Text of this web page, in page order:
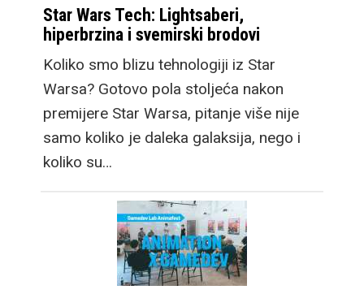
Star Wars Tech: Lightsaberi,
hiperbrzina i svemirski brodovi
Koliko smo blizu tehnologiji iz Star
Warsa? Gotovo pola stoljeća nakon
premijere Star Warsa, pitanje više nije
samo koliko je daleka galaksija, nego i
koliko su…